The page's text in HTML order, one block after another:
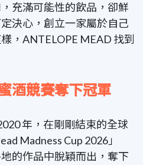
充滿可能性的飲品，卻鮮
決心，創立一家屬於自己
，ANTELOPE MEAD 找到
酒競賽奪下冠軍
年，在剛剛結束的全球
Madness Cup 2026」
的作品中脫穎而出，奪下